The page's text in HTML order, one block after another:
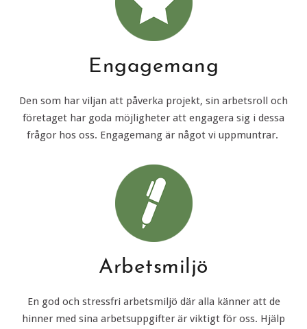
Engagemang
Den som har viljan att påverka projekt, sin arbetsroll och
företaget har goda möjligheter att engagera sig i dessa
frågor hos oss. Engagemang är något vi uppmuntrar.
Arbetsmiljö
En god och stressfri arbetsmiljö där alla känner att de
hinner med sina arbetsuppgifter är viktigt för oss. Hjälp